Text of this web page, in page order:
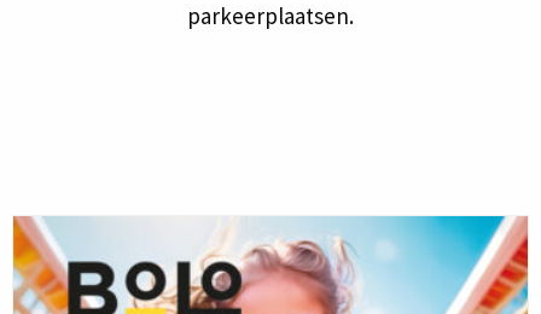
parkeerplaatsen.